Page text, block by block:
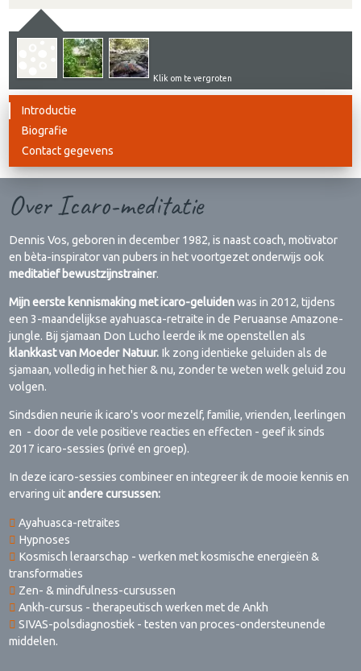
Klik om te vergroten
Introductie
Biografie
Contact gegevens
Over Icaro-meditatie
Dennis Vos, geboren in december 1982, is naast coach, motivator
en bèta-inspirator van pubers in het voortgezet onderwijs ook
meditatief bewustzijnstrainer.
Mijn eerste kennismaking met icaro-geluidenwas in 2012, tijdens
een 3-maandelijkse ayahuasca-retraite in de Peruaanse Amazone-
jungle. Bij sjamaan Don Lucho leerde ik me openstellen als
klankkast van Moeder Natuur. Ik zong identieke geluiden als de
sjamaan, volledig in het hier & nu, zonder te weten welk geluid zou
volgen.
Sindsdien neurie ik icaro's voor mezelf, familie, vrienden, leerlingen
en - door de vele positieve reacties en effecten - geef ik sinds
2017 icaro-sessies (privé en groep).
In deze icaro-sessies combineer en integreer ik de mooie kennis en
ervaring uitandere cursussen:
Ayahuasca-retraites
Hypnoses
Kosmisch leraarschap - werken met kosmische energieën &
transformaties
Zen- & mindfulness-cursussen
Ankh-cursus - therapeutisch werken met de Ankh
SIVAS-polsdiagnostiek - testen van proces-ondersteunende
middelen.